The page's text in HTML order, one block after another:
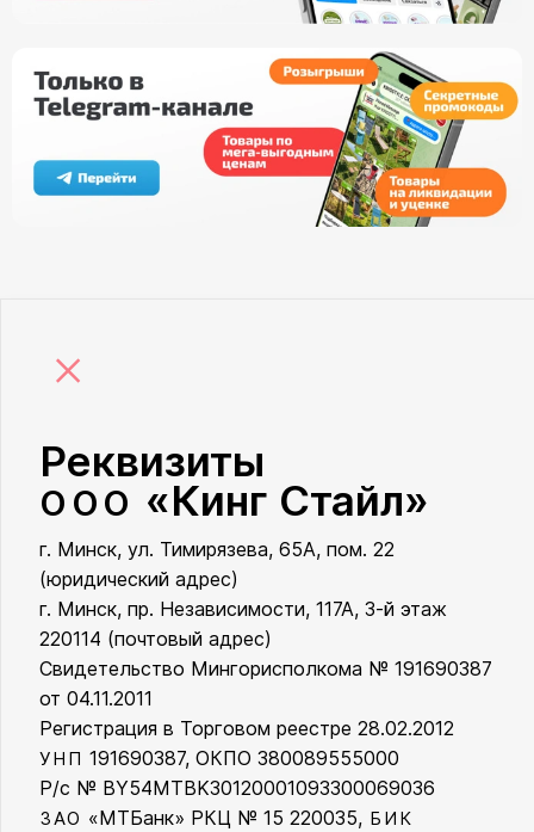
×
Реквизиты
ООО «Кинг Стайл»
ООО «Кинг Стайл»
г. Минск, ул. Тимирязева, 65А, пом. 22
(юридический адрес)
г. Минск, пр. Независимости, 117А, 3-й этаж
220114 (почтовый адрес)
Свидетельство Мингорисполкома № 191690387
от 04.11.2011
Регистрация в Торговом реестре 28.02.2012
УНП 191690387, ОКПО 380089555000
Р/с № BY54MTBK30120001093300069036
ЗАО «МТБанк» РКЦ № 15 220035, БИК